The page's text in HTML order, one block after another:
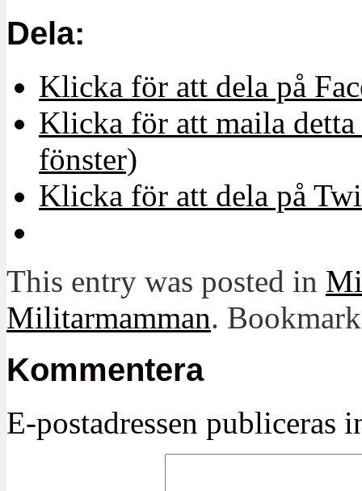
Dela:
Klicka för att dela på
Klicka för att maila
fönster)
Klicka för att dela på
This entry was posted in
Militarmamman.
Kommentera
E-postadressen publiceras